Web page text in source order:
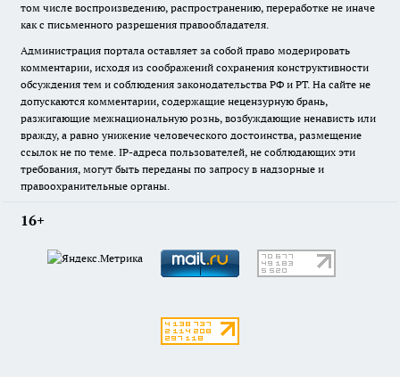
том числе воспроизведению, распространению, переработке не иначе
как с письменного разрешения правообладателя.
Администрация портала оставляет за собой право модерировать
комментарии, исходя из соображений сохранения конструктивности
обсуждения тем и соблюдения законодательства РФ и РТ. На сайте не
допускаются комментарии, содержащие нецензурную брань,
разжигающие межнациональную рознь, возбуждающие ненависть или
вражду, а равно унижение человеческого достоинства, размещение
ссылок не по теме. IP-адреса пользователей, не соблюдающих эти
требования, могут быть переданы по запросу в надзорные и
правоохранительные органы.
16+